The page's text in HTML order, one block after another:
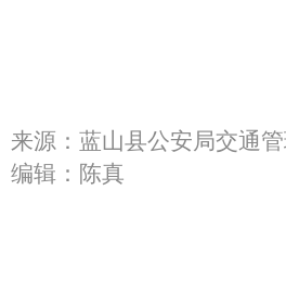
来源：蓝山县公安局交通
编辑：陈真